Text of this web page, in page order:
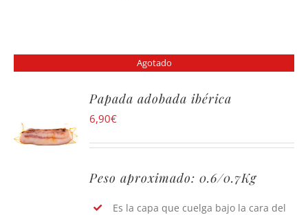
Agotado
Papada adobada ibérica
6,90€
Peso aproximado: 0.6/0.7Kg
Es la capa que cuelga bajo la cara del